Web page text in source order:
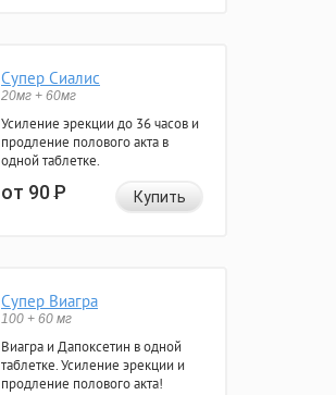
Супер Сиалис
20мг + 60мг
Усиление эрекции до 36 часов и
продление полового акта в
одной таблетке.
от 90Р Купить
Супер Виагра
100 + 60 мг
Виагра и Дапоксетин в одной
таблетке. Усиление эрекции и
продление полового акта!